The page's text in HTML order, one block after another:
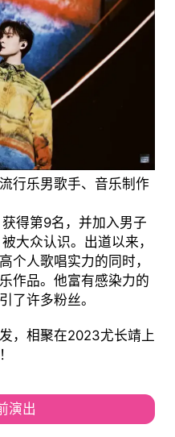
行乐男歌手、音乐制作
得第9名，并加入男子
大众认识。出道以来，
个人歌唱实力的同时，
作品。他富有感染力的
了许多粉丝。
，相聚在2023尤长靖上
演出